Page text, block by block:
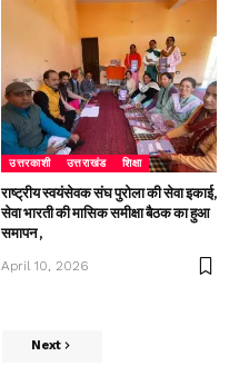
उत्तरकाशी उत्तराखंड शिक्षा
राष्ट्रीय स्वयंसेवक संघ पुरोला की सेवा इकाई,
सेवा भारती की मासिक समीक्षा बैठक का हुआ
समापन ,
April 10, 2026
Next